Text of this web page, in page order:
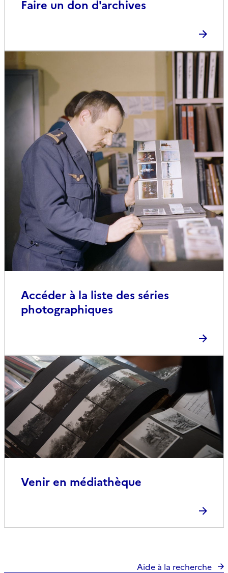
Faire un don d'archives
Accéder à la liste des séries
photographiques
Venir en médiathèque
Aide à la recherche